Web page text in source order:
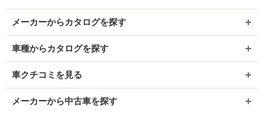
メーカーからカタログを探す
車種からカタログを探す
車クチコミを見る
メーカーから中古車を探す